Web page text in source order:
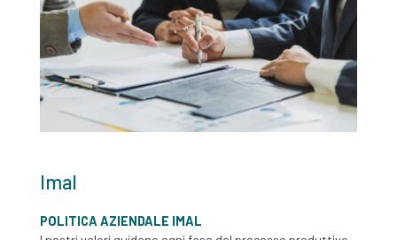
Imal
POLITICA AZIENDALE IMAL